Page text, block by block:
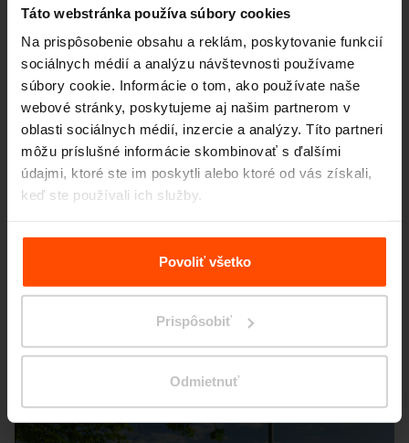
Táto webstránka používa súbory cookies
Na prispôsobenie obsahu a reklám, poskytovanie funkcií
sociálnych médií a analýzu návštevnosti používame
súbory cookie. Informácie o tom, ako používate naše
webové stránky, poskytujeme aj našim partnerom v
oblasti sociálnych médií, inzercie a analýzy. Títo partneri
môžu príslušné informácie skombinovať s ďalšími
údajmi, ktoré ste im poskytli alebo ktoré od vás získali,
keď ste používali ich služby.
Viac informácií nájdete na stránkeZásady zpracování
Povoliť všetko
Prispôsobiť
Odmietnuť
Wien – Danube Flats